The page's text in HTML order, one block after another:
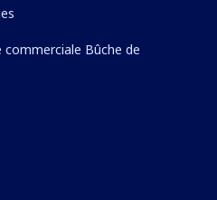
Bûche de